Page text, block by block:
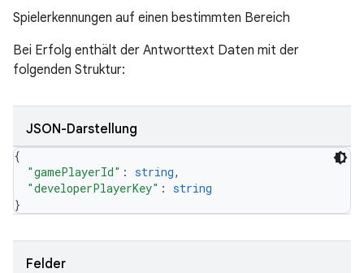
Spielerkennungen auf einen bestimmten Bereich
Bei Erfolg enthält der Antworttext Daten mit der
folgenden Struktur:
JSON-Darstellung
{
"gamePlayerId" : string,
"developerPlayerKey" : string
}
Felder